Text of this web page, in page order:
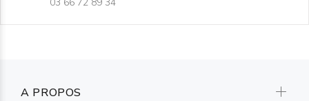
A PROPOS